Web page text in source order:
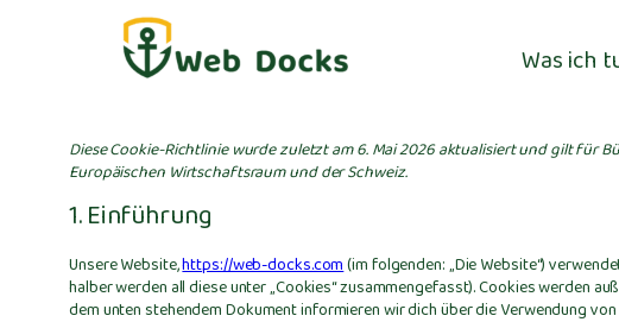
Was ich
Diese Cookie-Richtlinie wurde zuletzt am 6. Mai 2026 aktualisiert und gilt für
Europäischen Wirtschaftsraum und der Schweiz.
1. Einführung
Unsere Website,https://web-docks.com(im folgenden: „Die Website“)
halber werden all diese unter „Cookies“ zusammengefasst). Cookies werden
dem unten stehendem Dokument informieren wir dich über die Verwendung